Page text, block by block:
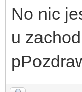
No nic
u